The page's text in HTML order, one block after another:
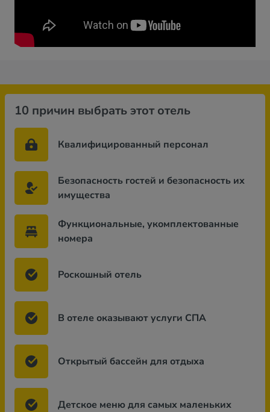
10 причин выбрать этот отель
Квалифицированный персонал
Безопасность гостей и безопасность их
имущества
Функциональные, укомплектованные
номера
Роскошный отель
В отеле оказывают услуги СПА
Открытый бассейн для отдыха
Детское меню для самых маленьких